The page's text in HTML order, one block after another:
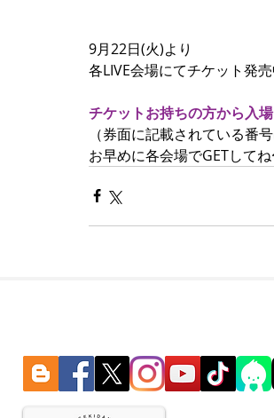
9月22日(火)より
各LIVE会場にてチケット発売
チケットお持ちの方から入場
（券面に記載されている番
お早めに各会場でGETしてね